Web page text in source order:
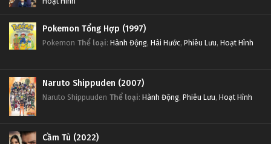
Pokemon Tổng Hợp (1997)
Pokemon Thể loại: Hành Động, Hài Hước, Phiêu Lưu, Hoạt Hình
Naruto Shippuden (2007)
Naruto Shippuuden Thể loại: Hành Động, Phiêu Lưu, Hoạt Hình
Cầm Tù (2022)